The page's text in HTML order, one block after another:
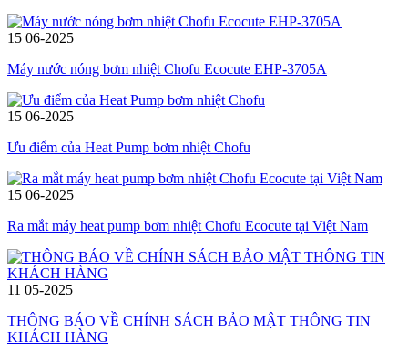
15 06-2025
Máy nước nóng bơm nhiệt Chofu Ecocute EHP-3705A
15 06-2025
Ưu điểm của Heat Pump bơm nhiệt Chofu
15 06-2025
Ra mắt máy heat pump bơm nhiệt Chofu Ecocute tại Việt Nam
11 05-2025
THÔNG BÁO VỀ CHÍNH SÁCH BẢO MẬT THÔNG TIN
KHÁCH HÀNG